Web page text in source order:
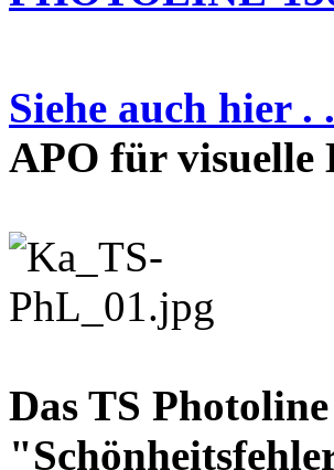
Siehe auch hier .
APO für visuelle
Das TS